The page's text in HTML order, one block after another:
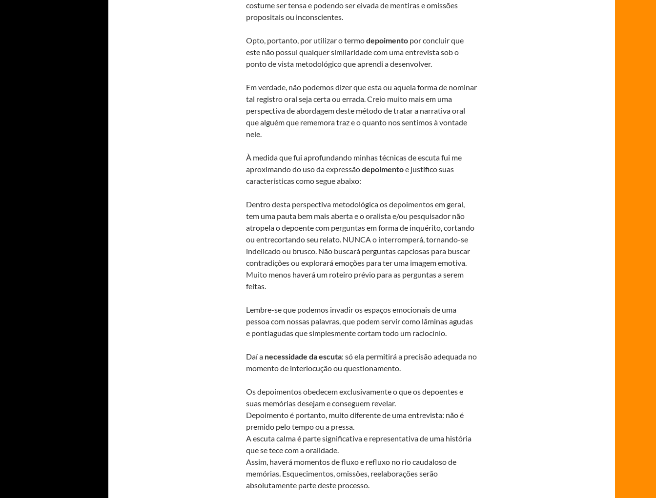
costume ser tensa e podendo ser eivada de mentiras e omissões
propositais ou inconscientes.
Opto, portanto, por utilizar o termodepoimento por concluir que
este não possui qualquer similaridade com uma entrevista sob o
ponto de vista metodológico que aprendi a desenvolver.
Em verdade, não podemos dizer que esta ou aquela forma de nominar
tal registro oral seja certa ou errada. Creio muito mais em uma
perspectiva de abordagem deste método de tratar a narrativa oral
que alguém que rememora traz e o quanto nos sentimos à vontade
nele.
À medida que fui aprofundando minhas técnicas de escuta fui me
aproximando do uso da expressãodepoimentoe justifico suas
características como segue abaixo:
Dentro desta perspectiva metodológica os depoimentos em geral,
tem uma pauta bem mais aberta e o oralista e/ou pesquisador não
atropela o depoente com perguntas em forma de inquérito, cortando
ou entrecortando seu relato. NUNCA o interromperá, tornando-se
indelicado ou brusco. Não buscará perguntas capciosas para buscar
contradições ou explorará emoções para ter uma imagem emotiva.
Muito menos haverá um roteiro prévio para as perguntas a serem
feitas.
Lembre-se que podemos invadir os espaços emocionais de uma
pessoa com nossas palavras, que podem servir como lâminas agudas
e pontiagudas que simplesmente cortam todo um raciocínio.
Daí a necessidade da escuta: só ela permitirá a precisão adequada no
momento de interlocução ou questionamento.
Os depoimentos obedecem exclusivamente o que os depoentes e
suas memórias desejam e conseguem revelar.
Depoimento é portanto, muito diferente de uma entrevista: não é
premido pelo tempo ou a pressa.
A escuta calma é parte significativa e representativa de uma história
que se tece com a oralidade.
Assim, haverá momentos de fluxo e refluxo no rio caudaloso de
memórias. Esquecimentos, omissões, reelaborações serão
absolutamente parte deste processo.